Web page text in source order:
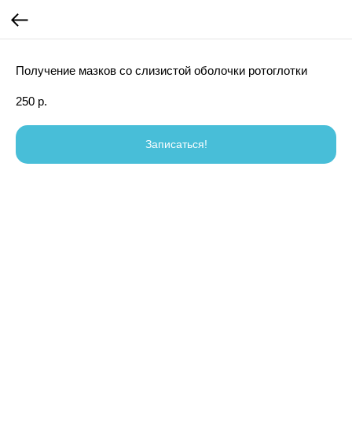
Получение мазков со слизистой оболочки ротоглотки
250 р.
Записаться!